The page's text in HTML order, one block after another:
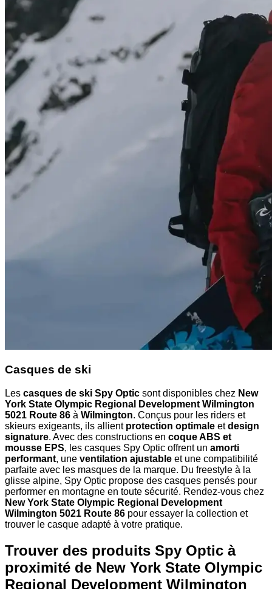
Casques de ski
Les casques de ski Spy Optic sont disponibles chez New
York State Olympic Regional Development Wilmington
5021 Route 86 à Wilmington. Conçus pour les riders et
skieurs exigeants, ils allient protection optimale etdesign
signature. Avec des constructions en coque ABS et
mousse EPS, les casques Spy Optic offrent un amorti
performant, une ventilation ajustable et une compatibilité
parfaite avec les masques de la marque. Du freestyle à la
glisse alpine, Spy Optic propose des casques pensés pour
performer en montagne en toute sécurité. Rendez-vous chez
New York State Olympic Regional Development
Wilmington 5021 Route 86 pour essayer la collection et
trouver le casque adapté à votre pratique.
Trouver des produits Spy Optic à
proximité de New York State Olympic
Regional Development Wilmington